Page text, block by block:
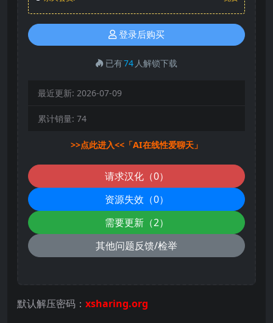
登录后购买
已有74 人解锁下载
最近更新: 2026-07-09
累计销量: 74
>>点此进入<<「AI在线性爱聊天」
请求汉化（0）
资源失效（0）
需要更新（2）
其他问题反馈/检举
默认解压密码： xsharing.org